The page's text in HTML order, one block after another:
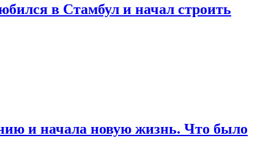
в Стамбул и начал строить
и начала новую жизнь. Что было